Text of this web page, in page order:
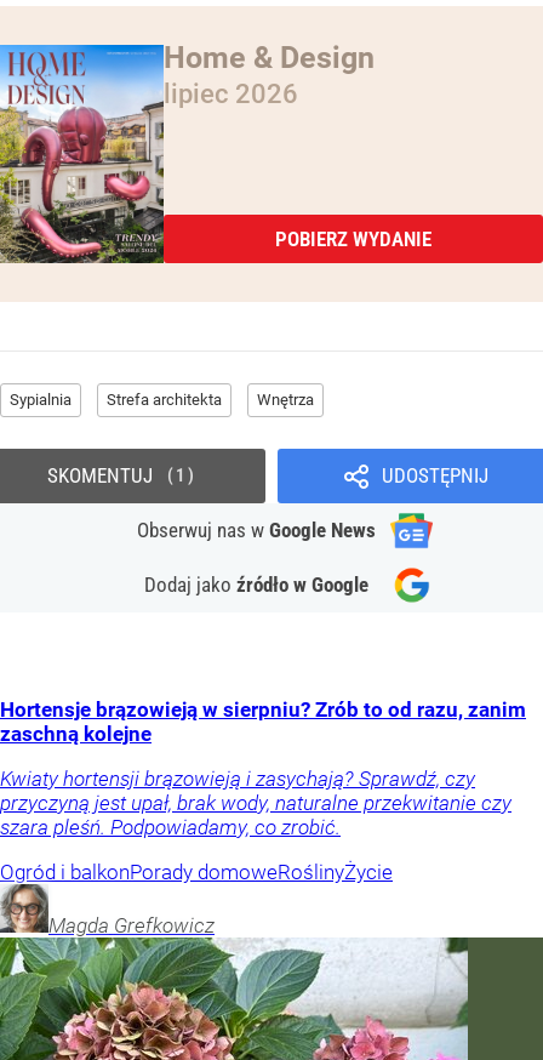
Home & Design
lipiec 2026
POBIERZ WYDANIE
Sypialnia Strefa architekta Wnętrza
UDOSTĘPNIJ
Obserwuj nas w Google News
Dodaj jako źródło w Google
SKOMENTUJ 1
Hortensje brązowieją w sierpniu? Zrób to od razu, zanim
zaschną kolejne
Kwiaty hortensji brązowieją i zasychają? Sprawdź, czy
przyczyną jest upał, brak wody, naturalne przekwitanie czy
szara pleśń. Podpowiadamy, co zrobić.
Ogród i balkonPorady domoweRoślinyŻycie
Magda Grefkowicz